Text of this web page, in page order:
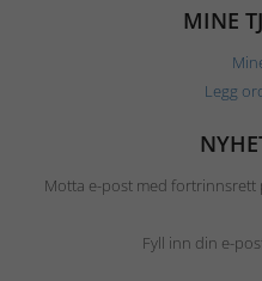
MINE
Legg
Motta e-post med fortrinnsrett
Fyll inn din e-